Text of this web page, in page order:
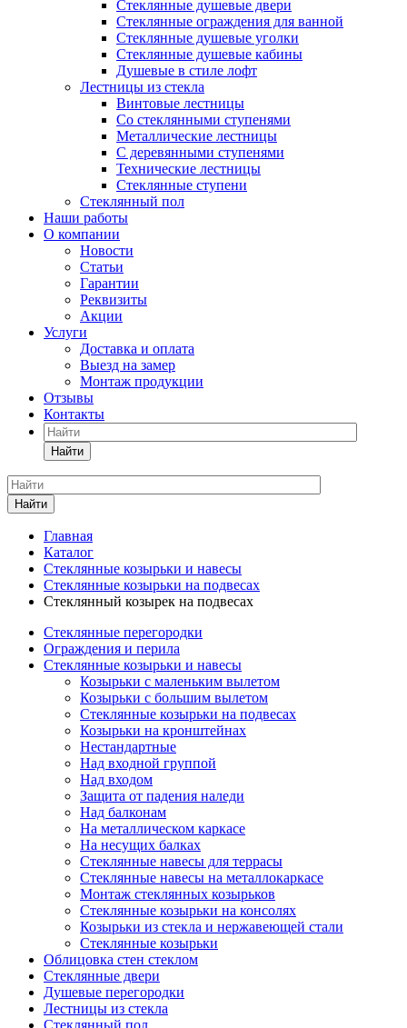
Стеклянные душевые двери
Стеклянные ограждения для ванной
Стеклянные душевые уголки
Стеклянные душевые кабины
Душевые в стиле лофт
Лестницы из стекла
Винтовые лестницы
Со стеклянными ступенями
Металлические лестницы
С деревянными ступенями
Технические лестницы
Стеклянные ступени
Стеклянный пол
Наши работы
О компании
Новости
Статьи
Гарантии
Реквизиты
Акции
Услуги
Доставка и оплата
Выезд на замер
Монтаж продукции
Отзывы
Контакты
Найти
Найти
Главная
Каталог
Стеклянные козырьки и навесы
Стеклянные козырьки на подвесах
Стеклянный козырек на подвесах
Cтеклянные перегородки
Ограждения и перила
Стеклянные козырьки и навесы
Козырьки с маленьким вылетом
Козырьки с большим вылетом
Стеклянные козырьки на подвесах
Козырьки на кронштейнах
Нестандартные
Над входной группой
Над входом
Защита от падения наледи
Над балконам
На металлическом каркасе
На несущих балках
Стеклянные навесы для террасы
Стеклянные навесы на металлокаркасе
Монтаж стеклянных козырьков
Стеклянные козырьки на консолях
Козырьки из стекла и нержавеющей стали
Стеклянные козырьки
Облицовка стен стеклом
Стеклянные двери
Душевые перегородки
Лестницы из стекла
Стеклянный пол